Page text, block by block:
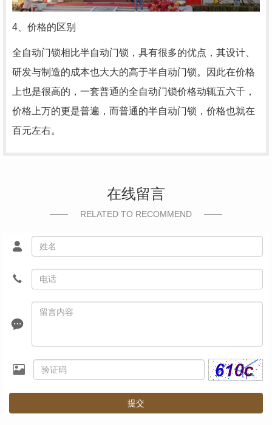
4、价格的区别
全自动门锁相比半自动门锁，具有很多的优点，其设计、
研发与制造的成本也大大的高于半自动门锁。因此在价格
上也是很高的，一套普通的全自动门锁价格动辄五六千，
价格上万的更是普遍，而普通的半自动门锁，价格也就在
百元左右。
在线留言
RELATED TO RECOMMEND
提交